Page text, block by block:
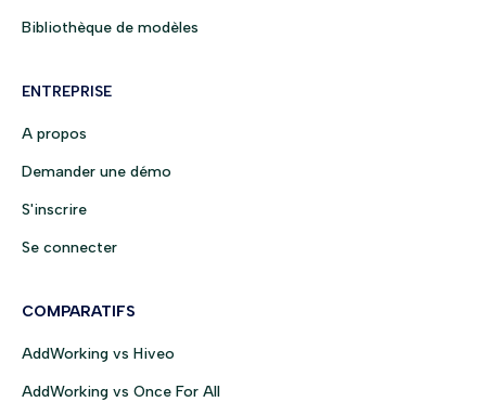
Bibliothèque de modèles
ENTREPRISE
A propos
Demander une démo
S'inscrire
Se connecter
COMPARATIFS
AddWorking vs Hiveo
AddWorking vs Once For All